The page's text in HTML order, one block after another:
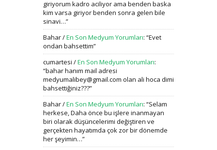
giriyorum kadro aciliyor ama benden baska
kim varsa giriyor benden sonra gelen bile
sinavi…”
Bahar/En Son Medyum Yorumları: “Evet
ondan bahsettim”
cumartesi /En Son Medyum Yorumları:
“bahar hanım mail adresi
medyumalibey@gmail.com olan ali hoca dimi
bahsettiğiniz???”
Bahar/En Son Medyum Yorumları: “Selam
herkese, Daha önce bu işlere inanmayan
biri olarak düşüncelerimi değiştiren ve
gerçekten hayatımda çok zor bir dönemde
her şeyimin…”